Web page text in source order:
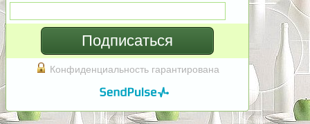
Подписаться
Конфиденциальность гарантирована